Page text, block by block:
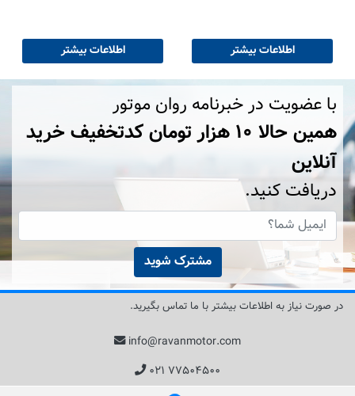
اطلاعات بیشتر اطلاعات بیشتر
با عضویت در خبرنامه روان موتور
همین حالا ۱۰ هزار تومان کد‌تخفیف خرید
آنلاین
دریافت کنید.
مشترک شوید
در صورت نیاز به اطلاعات بیشتر با ما تماس بگیرید.
info@ravanmotor.com
۰۲۱ ۷۷۵۰۴۵۰۰